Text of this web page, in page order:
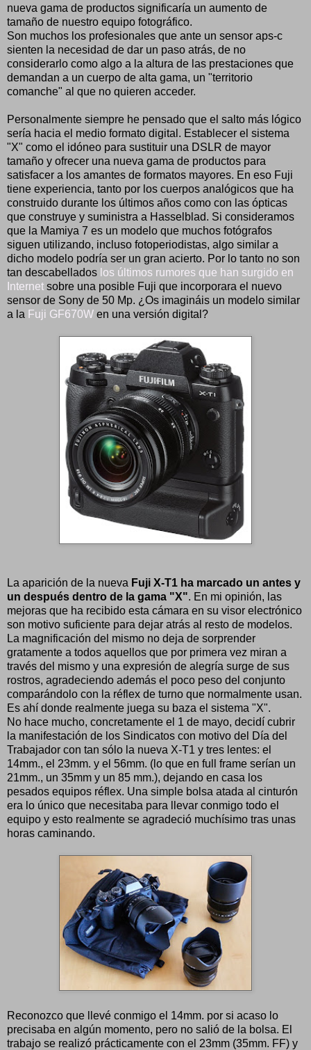
nueva gama de productos significaría un aumento de
tamaño de nuestro equipo fotográfico.
Son muchos los profesionales que ante un sensor aps-c
sienten la necesidad de dar un paso atrás, de no
considerarlo como algo a la altura de las prestaciones que
demandan a un cuerpo de alta gama, un "territorio
comanche" al que no quieren acceder.
Personalmente siempre he pensado que el salto más lógico
sería hacia el medio formato digital. Establecer el sistema
"X" como el idóneo para sustituir una DSLR de mayor
tamaño y ofrecer una nueva gama de productos para
satisfacer a los amantes de formatos mayores. En eso Fuji
tiene experiencia, tanto por los cuerpos analógicos que ha
construido durante los últimos años como con las ópticas
que construye y suministra a Hasselblad. Si consideramos
que la Mamiya 7 es un modelo que muchos fotógrafos
siguen utilizando, incluso fotoperiodistas, algo similar a
dicho modelo podría ser un gran acierto. Por lo tanto no son
tan descabellados los últimos rumores que han surgido en
Internet sobre una posible Fuji que incorporara el nuevo
sensor de Sony de 50 Mp. ¿Os imagináis un modelo similar
a la Fuji GF670W en una versión digital?
La aparición de la nueva Fuji X-T1 ha marcado un antes y
un después dentro de la gama "X". En mi opinión, las
mejoras que ha recibido esta cámara en su visor electrónico
son motivo suficiente para dejar atrás al resto de modelos.
La magnificación del mismo no deja de sorprender
gratamente a todos aquellos que por primera vez miran a
través del mismo y una expresión de alegría surge de sus
rostros, agradeciendo además el poco peso del conjunto
comparándolo con la réflex de turno que normalmente usan.
Es ahí donde realmente juega su baza el sistema "X".
No hace mucho, concretamente el 1 de mayo, decidí cubrir
la manifestación de los Sindicatos con motivo del Día del
Trabajador con tan sólo la nueva X-T1 y tres lentes: el
14mm., el 23mm. y el 56mm. (lo que en full frame serían un
21mm., un 35mm y un 85 mm.), dejando en casa los
pesados equipos réflex. Una simple bolsa atada al cinturón
era lo único que necesitaba para llevar conmigo todo el
equipo y esto realmente se agradeció muchísimo tras unas
horas caminando.
Reconozco que llevé conmigo el 14mm. por si acaso lo
precisaba en algún momento, pero no salió de la bolsa. El
trabajo se realizó prácticamente con el 23mm (35mm. FF) y